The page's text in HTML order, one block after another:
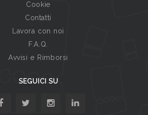
Cookie
Contatti
Lavora con noi
F.A.Q.
Avvisi e Rimborsi
SEGUICI SU